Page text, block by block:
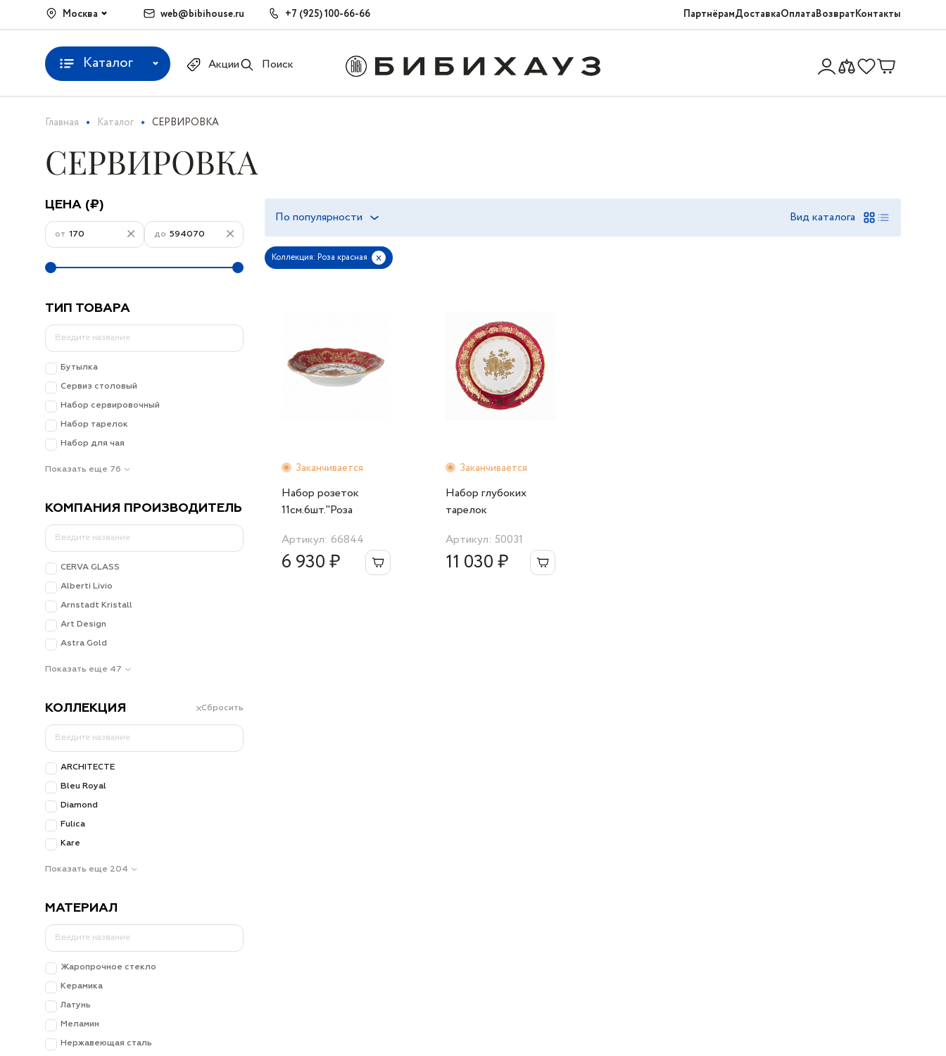
Москва web@bibihouse.ru +7 (925) 100-66-66 ПартнёрамДоставкаОплатаВозвратКонтакты
Каталог Акции Поиск
Главная Каталог СЕРВИРОВКА
СЕРВИРОВКА
ЦЕНА (₽)
от до
ТИП ТОВАРА
Бутылка
Сервиз столовый
Набор сервировочный
Набор тарелок
Набор для чая
Показать еще 76
КОМПАНИЯ ПРОИЗВОДИТЕЛЬ
CERVA GLASS
Alberti Livio
Arnstadt Kristall
Art Design
Astra Gold
Показать еще 47
КОЛЛЕКЦИЯ Сбросить
ARCHITECTE
Bleu Royal
Diamond
Fulica
Kare
Показать еще 204
МАТЕРИАЛ
Жаропрочное стекло
Керамика
Латунь
Меламин
Нержавеющая сталь
По популярности Вид каталога
Коллекция: Роза красная x
Заканчивается
Набор розеток
11см.6шт."Роза
Артикул: 66844
6 930 ₽
Заканчивается
Набор глубоких
тарелок
красная" Carlsbad
Артикул: 50031
11 030 ₽